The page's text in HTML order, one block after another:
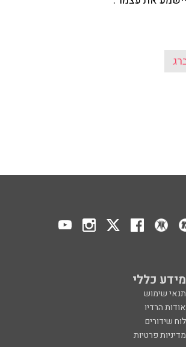
מידע כללי
תנאי שימוש
אודות הרדיו
לוח שידורים
מדיניות פרטיות